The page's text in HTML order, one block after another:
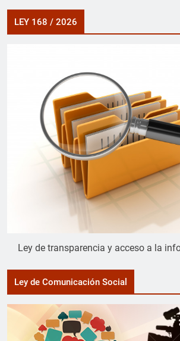
LEY 168 / 2026
Ley de transparencia y acceso a la
Ley de Comunicación Social